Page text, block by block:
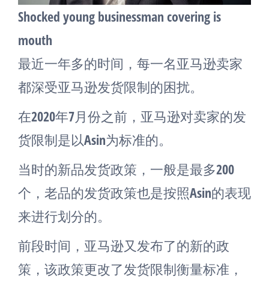
Shocked young businessman covering is
mouth
最近一年多的时间，每一名亚马逊卖家
都深受亚马逊发货限制的困扰。
在2020年7月份之前，亚马逊对卖家的发
货限制是以Asin为标准的。
当时的新品发货政策，一般是最多200
个，老品的发货政策也是按照Asin的表现
来进行划分的。
前段时间，亚马逊又发布了的新的政
策，该政策更改了发货限制衡量标准，